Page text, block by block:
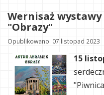
Wernisaż
"Obrazy"
Opublikowano: 07 listopad 2023
15